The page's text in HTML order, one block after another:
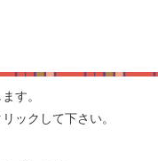
す。
ックして下さい。